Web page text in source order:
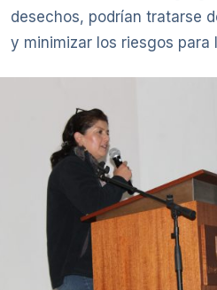
desechos, podrían tratarse
y minimizar los riesgos para